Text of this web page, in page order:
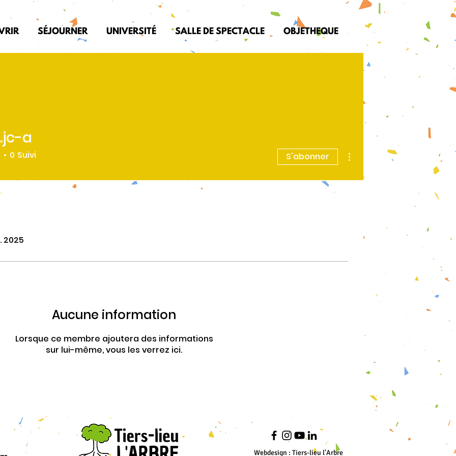
SÉJOURNER UNIVERSITÉ SALLE DE SPECTACLE OBJETHEQUE
2025
Aucune information
Lorsque ce membre ajoutera des informations
sur lui-même, vous les verrez ici.
a
0 Suivi S'abonner
Webdesign : Tiers-lieu l'Arbre